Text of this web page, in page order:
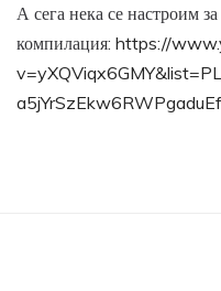
А сега нека се настроим
компилация: https://